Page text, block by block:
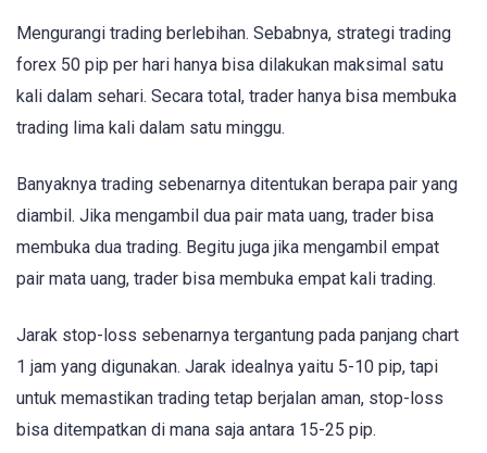
Mengurangi trading berlebihan. Sebabnya, strategi trading
forex 50 pip per hari hanya bisa dilakukan maksimal satu
kali dalam sehari. Secara total, trader hanya bisa membuka
trading lima kali dalam satu minggu.
Banyaknya trading sebenarnya ditentukan berapa pair yang
diambil. Jika mengambil dua pair mata uang, trader bisa
membuka dua trading. Begitu juga jika mengambil empat
pair mata uang, trader bisa membuka empat kali trading.
Jarak stop-loss sebenarnya tergantung pada panjang chart
1 jam yang digunakan. Jarak idealnya yaitu 5-10 pip, tapi
untuk memastikan trading tetap berjalan aman, stop-loss
bisa ditempatkan di mana saja antara 15-25 pip.